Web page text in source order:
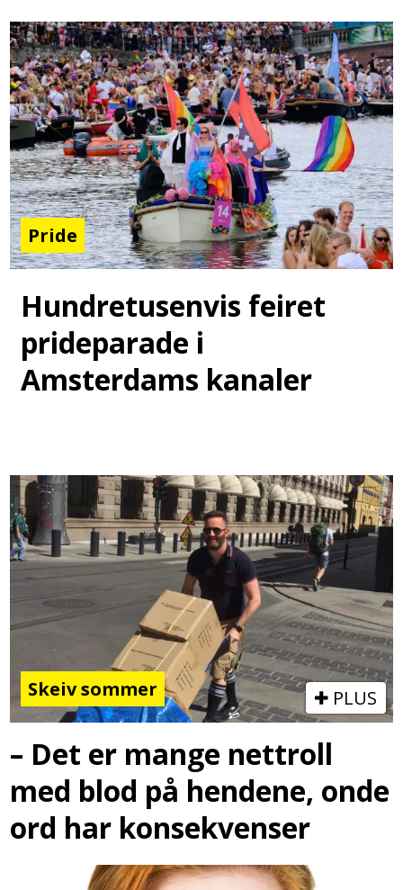
Pride
Hundretusenvis feiret
prideparade i
Amsterdams kanaler
Skeiv sommer PLUS
– Det er mange nettroll
med blod på hendene, onde
ord har konsekvenser